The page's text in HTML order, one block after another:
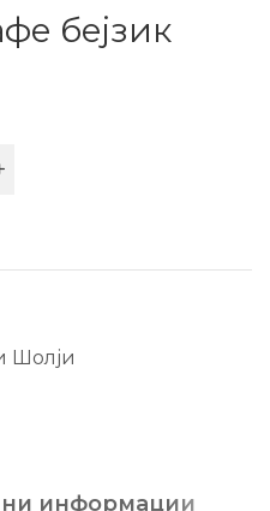
бејзик
Шолји
информации